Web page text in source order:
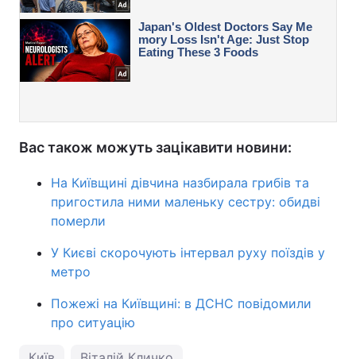
Вас також можуть зацікавити новини:
На Київщині дівчина назбирала грибів та
пригостила ними маленьку сестру: обидві
померли
У Києві скорочують інтервал руху поїздів у
метро
Пожежі на Київщині: в ДСНС повідомили
про ситуацію